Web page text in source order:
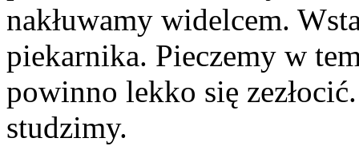
nakłuwamy widelcem.
piekarnika. Pieczemy w
powinno lekko się
studzimy.